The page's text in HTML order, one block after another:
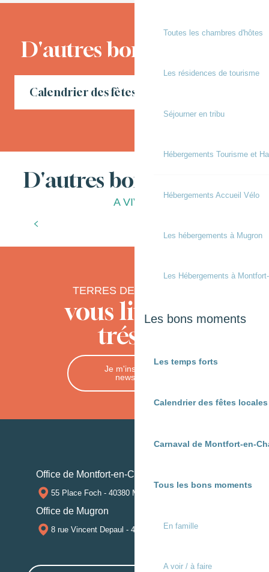
Toutes les chambres d'hôtes
Les résidences de tourisme
Séjourner en tribu
Hébergements Tourisme et
Hébergements Accueil Vélo
Les hébergements à Mugron
Les Hébergements à
Les bons moments
Les temps forts
Calendrier des fêtes
Carnaval de Montfort-en-
Tous les bons moments
En famille
A voir / à faire
D'autres bons moments
Calendrier des fêtes locales en Chalosse
D'autres bonnes choses
A VIVRE
Les bonnes adresses
TERRES DE CHALOSSE
vous livre ses
trésors
Je m'inscris à la
newsletter
Office de Montfort-en-Chalosse
55 Place Foch - 40380 MONTFORT-EN-CHALOSSE
Office de Mugron
8 rue Vincent Depaul - 40250 MUGRON